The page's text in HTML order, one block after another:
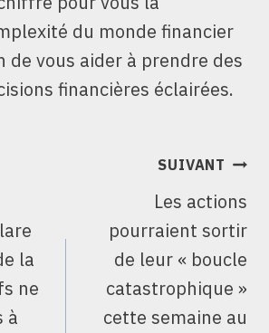
du monde financier
de vous aider à prendre des
financières éclairées.
la
ne
à
SUIVANT
Les actions
pourraient sortir
de leur « boucle
catastrophique »
cette semaine au